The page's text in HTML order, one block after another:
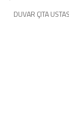
DUVAR ÇITA